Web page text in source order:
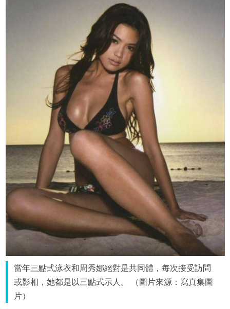
當年三點式泳衣和周秀娜絕對是共同體，每次接受訪問
或影相，她都是以三點式示人。 （圖片來源：寫真集圖
片）